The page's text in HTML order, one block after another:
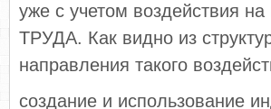
уже с учетом
ТРУДА. Как видно из
направления такого
создание и использование